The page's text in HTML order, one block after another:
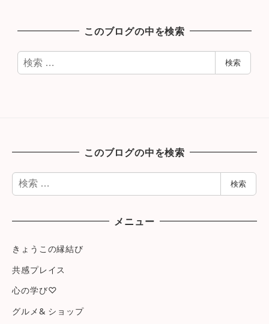
このブログの中を検索
検
索
検索
このブログの中を検索
検
索
検索
メニュー
きょうこの縁結び
共感プレイス
心の学び♡
グルメ& ショップ